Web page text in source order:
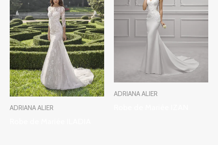
ADRIANA ALIER
ADRIANA ALIER